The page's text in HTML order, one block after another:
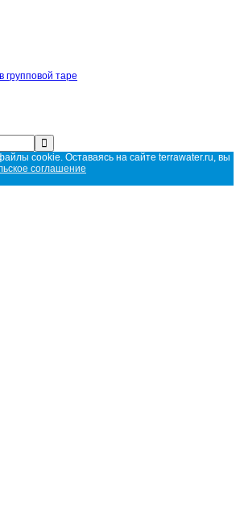
групповой таре
cookie. Оставаясь на сайте terrawater.ru, вы
соглашение